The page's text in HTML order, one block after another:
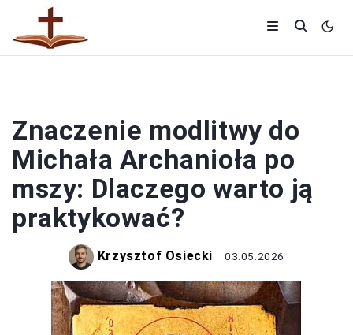
Znaczenie modlitwy do
Michała Archanioła po
mszy: Dlaczego warto ją
praktykować?
Krzysztof Osiecki 03.05.2026